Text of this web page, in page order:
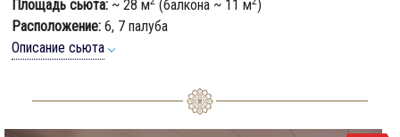
Площадь сьюта: ~ 28 м (балкона ~ 11 м )
Расположение: 6, 7 палуба
Описание сьюта